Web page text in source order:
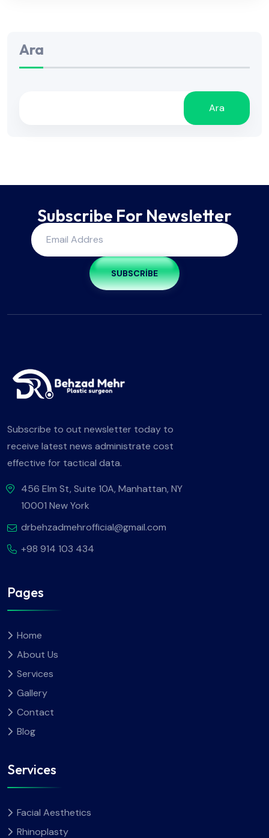
Ara
Ara
Subscribe For Newsletter
SUBSCRIBE
Subscribe to out newsletter today to
receive latest news administrate cost
effective for tactical data.
456 Elm St, Suite 10A, Manhattan, NY
10001 New York
drbehzadmehrofficial@gmail.com
+98 914 103 434
Pages
Home
About Us
Services
Gallery
Contact
Blog
Services
Facial Aesthetics
Rhinoplasty